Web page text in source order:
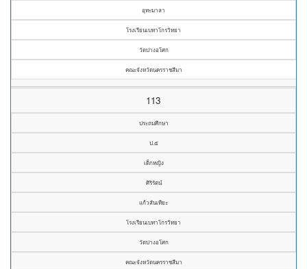
อุทะมาลา
โรงเรียนเบทาโกรวิทยา
วัดปางอโศก
คณะจังหวัดนครราชสีมา
113
ประถมศึกษา
ป.๕
เด็กหญิง
ศิริรัตน์
แก้วสันเทียะ
โรงเรียนเบทาโกรวิทยา
วัดปางอโศก
คณะจังหวัดนครราชสีมา